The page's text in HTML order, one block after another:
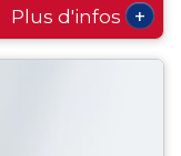
Plus d'infos +